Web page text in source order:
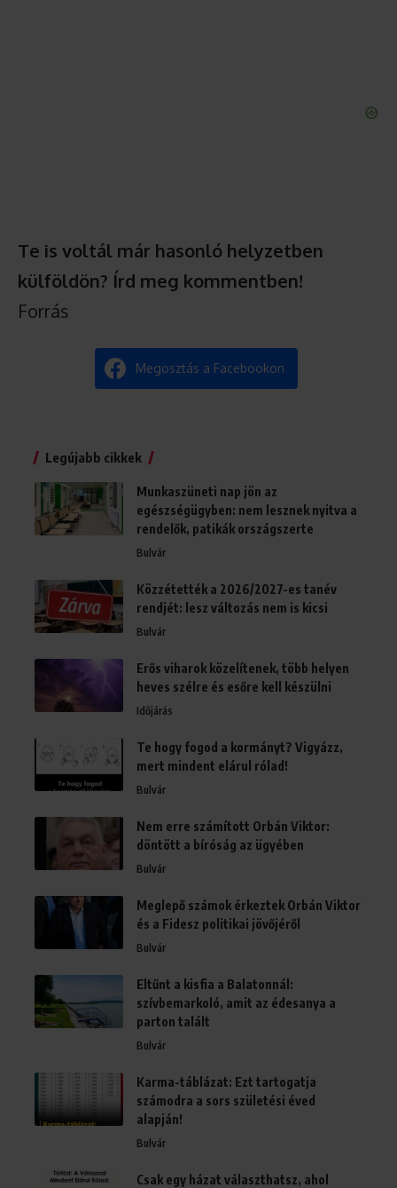
Te is voltál már hasonló helyzetben
külföldön? Írd meg kommentben!
Forrás
Megosztás a Facebookon
Legújabb cikkek
Munkaszüneti nap jön az
egészségügyben: nem lesznek nyitva a
rendelők, patikák országszerte
Bulvár
Közzétették a 2026/2027-es tanév
rendjét: lesz változás nem is kicsi
Bulvár
Erős viharok közelítenek, több helyen
heves szélre és esőre kell készülni
Időjárás
Te hogy fogod a kormányt? Vigyázz,
mert mindent elárul rólad!
Bulvár
Nem erre számított Orbán Viktor:
döntött a bíróság az ügyében
Bulvár
Meglepő számok érkeztek Orbán Viktor
és a Fidesz politikai jövőjéről
Bulvár
Eltűnt a kisfia a Balatonnál:
szívbemarkoló, amit az édesanya a
parton talált
Bulvár
Karma-táblázat: Ezt tartogatja
számodra a sors születési éved
alapján!
Bulvár
Csak egy házat választhatsz, ahol